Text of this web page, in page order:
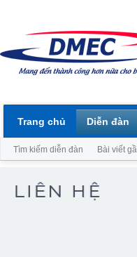
Trang chủ Diễn đàn
Tìm kiếm diễn đàn Bài viết